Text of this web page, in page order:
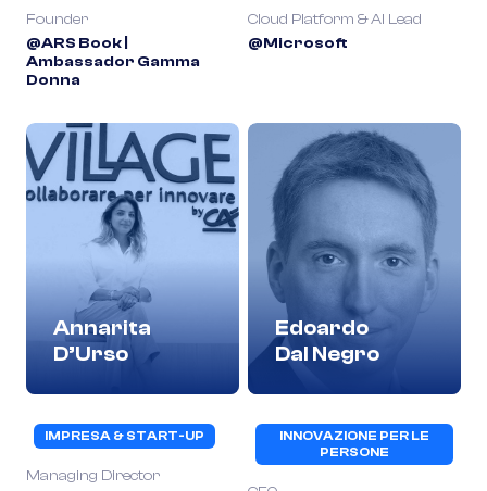
Founder
@ARS Book |
Ambassador Gamma
Donna
Cloud Platform & AI Lead
@Microsoft
Annarita
D’Urso
IMPRESA & START-UP
Managing Director
Edoardo
Dal Negro
INNOVAZIONE PER LE
PERSONE